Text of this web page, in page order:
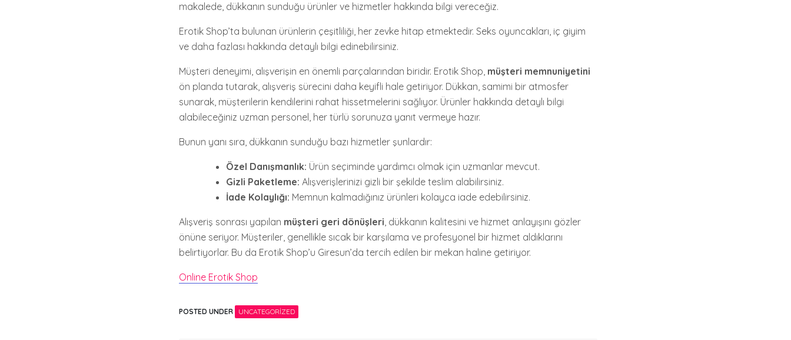
makalede, dükkanın sunduğu ürünler ve hizmetler hakkında bilgi vereceğiz.
Erotik Shop’ta bulunan ürünlerin çeşitliliği, her zevke hitap etmektedir. Seks oyuncakları, iç giyim
ve daha fazlası hakkında detaylı bilgi edinebilirsiniz.
Müşteri deneyimi, alışverişin en önemli parçalarından biridir. Erotik Shop, müşteri memnuniyetini
ön planda tutarak, alışveriş sürecini daha keyifli hale getiriyor. Dükkan, samimi bir atmosfer
sunarak, müşterilerin kendilerini rahat hissetmelerini sağlıyor. Ürünler hakkında detaylı bilgi
alabileceğiniz uzman personel, her türlü sorunuza yanıt vermeye hazır.
Bunun yanı sıra, dükkanın sunduğu bazı hizmetler şunlardır:
Özel Danışmanlık: Ürün seçiminde yardımcı olmak için uzmanlar mevcut.
Gizli Paketleme: Alışverişlerinizi gizli bir şekilde teslim alabilirsiniz.
İade Kolaylığı: Memnun kalmadığınız ürünleri kolayca iade edebilirsiniz.
Alışveriş sonrası yapılan müşteri geri dönüşleri, dükkanın kalitesini ve hizmet anlayışını gözler
önüne seriyor. Müşteriler, genellikle sıcak bir karşılama ve profesyonel bir hizmet aldıklarını
belirtiyorlar. Bu da Erotik Shop’u Giresun’da tercih edilen bir mekan haline getiriyor.
Online Erotik Shop
POSTED UNDER UNCATEGORIZED